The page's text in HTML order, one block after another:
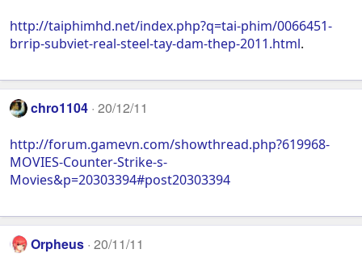
http://taiphimhd.net/index.php?q=tai-phim/0066451-
brrip-subviet-real-steel-tay-dam-thep-2011.html.
chro1104 20/12/11
http://forum.gamevn.com/showthread.php?619968-
MOVIES-Counter-Strike-s-
Movies&p=20303394#post20303394
Orpheus 20/11/11